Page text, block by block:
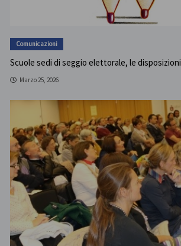
Comunicazioni
Scuole sedi di seggio elettorale, le
Marzo 25, 2026